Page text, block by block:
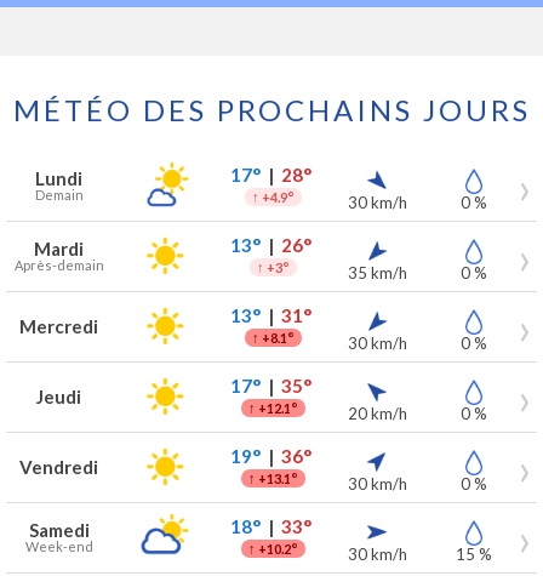
MÉTÉO DES PROCHAINS JOURS
Prévisions météo à Waremme pour les 7 prochains jours
Jour Météo Températures Vent Précipitations
Lundi
Demain
17°| 28°
↑ +4.9° 30 km/h 0 %
Mardi
Après-demain
13°| 26°
↑ +3° 35 km/h 0 %
Mercredi 13°| 31°
↑ +8.1° 30 km/h 0 %
Jeudi 17°| 35°
↑ +12.1° 20 km/h 0 %
Vendredi 19°| 36°
↑ +13.1° 30 km/h 0 %
Samedi
Week-end
18°| 33°
↑ +10.2° 30 km/h 15 %